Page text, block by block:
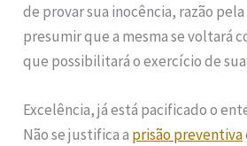
de provar sua inocência, razão
presumir que a mesma se voltará
que possibilitará o exercício de
Excelência, já está pacificado o
Não se justifica a prisão preventiva